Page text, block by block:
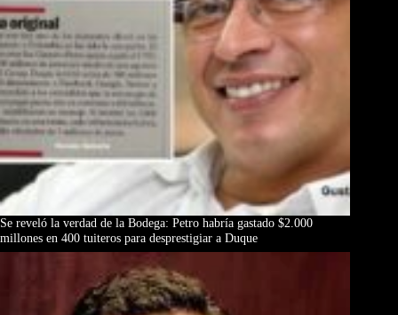
Se reveló la verdad de la Bodega: Petro habría gastado $2.000
millones en 400 tuiteros para desprestigiar a Duque